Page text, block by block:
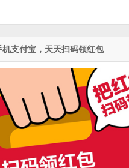
机支付宝，天天扫码领红包